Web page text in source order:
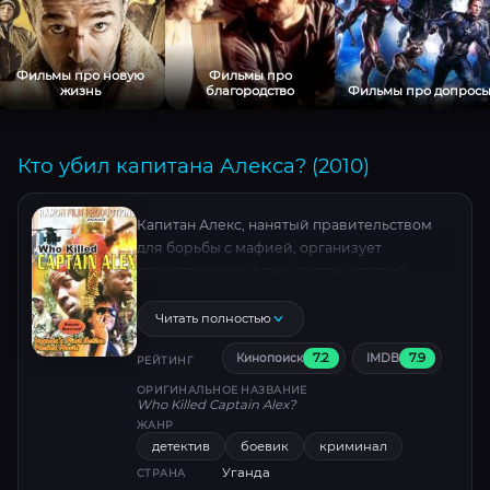
Фильмы про новую
жизнь
Фильмы про
благородство
Фильмы про допросы
Кто убил капитана Алекса? (2010)
Капитан Алекс, нанятый правительством
для борьбы с мафией, организует
мафии. Теперь главарь желает отомстить
своему главному обидчику.
Читать полностью
РЕЙТИНГ Кинопоиск 7.2 IMDB 7.9
ОРИГИНАЛЬНОЕ НАЗВАНИЕ
Who Killed Captain Alex?
ЖАНР
детектив боевик криминал
СТРАНА Уганда